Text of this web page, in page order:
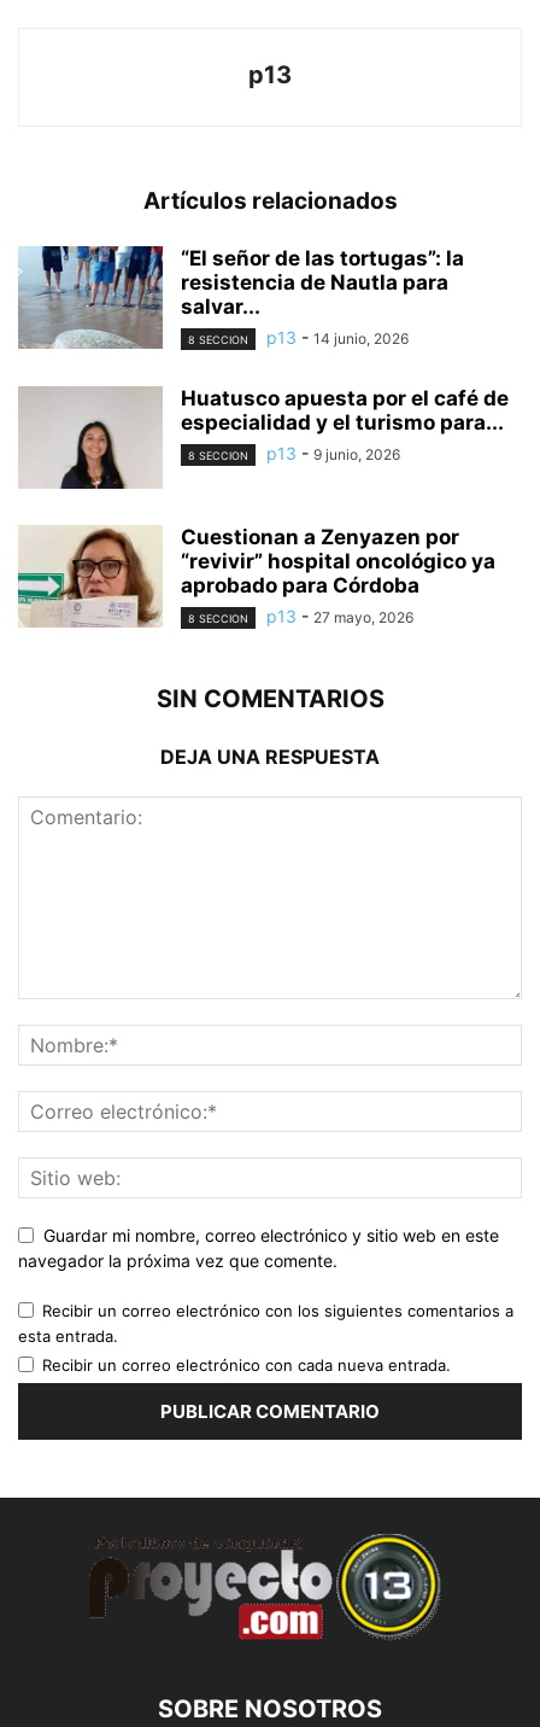
p13
Artículos relacionados
“El señor de las tortugas”: la
resistencia de Nautla para
salvar...
8 SECCION p13 - 14 junio, 2026
Huatusco apuesta por el café de
especialidad y el turismo para...
8 SECCION p13 - 9 junio, 2026
Cuestionan a Zenyazen por
“revivir” hospital oncológico ya
aprobado para Córdoba
8 SECCION p13 - 27 mayo, 2026
SIN COMENTARIOS
DEJA UNA RESPUESTA
Guardar mi nombre, correo electrónico y sitio web en este
navegador la próxima vez que comente.
Recibir un correo electrónico con los siguientes comentarios a
esta entrada.
Recibir un correo electrónico con cada nueva entrada.
SOBRE NOSOTROS